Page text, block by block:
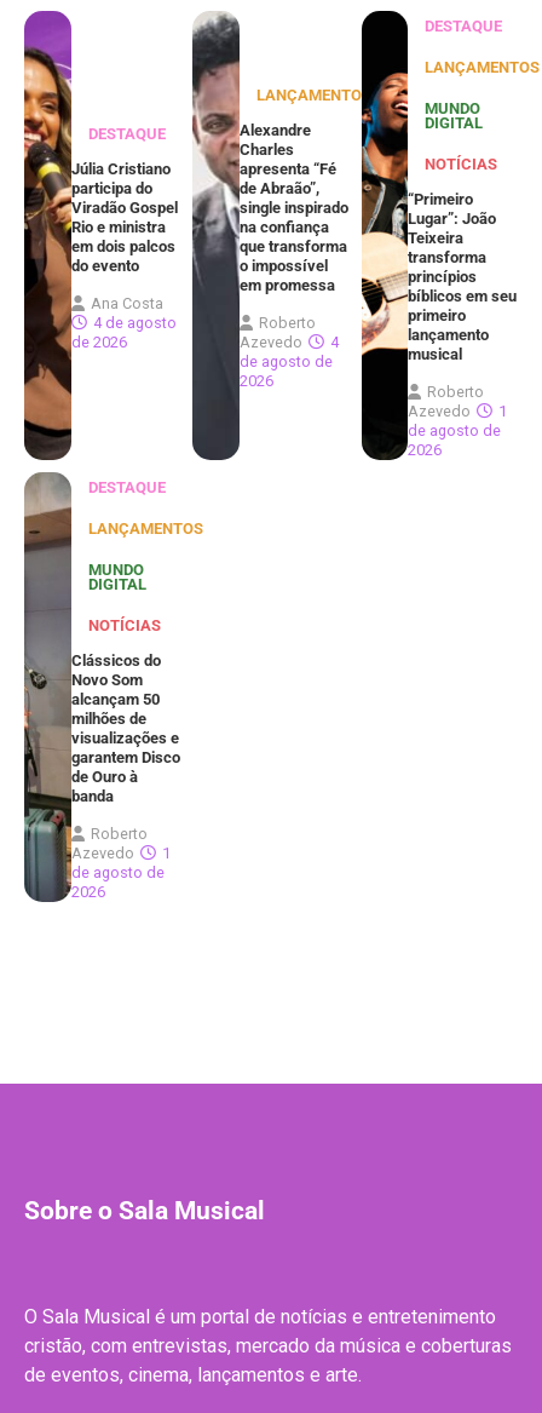
DESTAQUE
Júlia Cristiano
participa do
Viradão Gospel
Rio e ministra
em dois palcos
do evento
Ana Costa
4 de agosto
de 2026
LANÇAMENTOS
Alexandre
Charles
apresenta “Fé
de Abraão”,
single inspirado
na confiança
que transforma
o impossível
em promessa
Roberto
Azevedo
4
de agosto de
2026
DESTAQUE
LANÇAMENTOS
MUNDO
DIGITAL
NOTÍCIAS
“Primeiro
Lugar”: João
Teixeira
transforma
princípios
bíblicos em seu
primeiro
lançamento
musical
Roberto
Azevedo
1
de agosto de
2026
DESTAQUE
LANÇAMENTOS
MUNDO
DIGITAL
NOTÍCIAS
Clássicos do
Novo Som
alcançam 50
milhões de
visualizações e
garantem Disco
de Ouro à
banda
Roberto
Azevedo
1
de agosto de
2026
Sobre o Sala Musical
O Sala Musical é um portal de notícias e entretenimento
cristão, com entrevistas, mercado da música e coberturas
de eventos, cinema, lançamentos e arte.